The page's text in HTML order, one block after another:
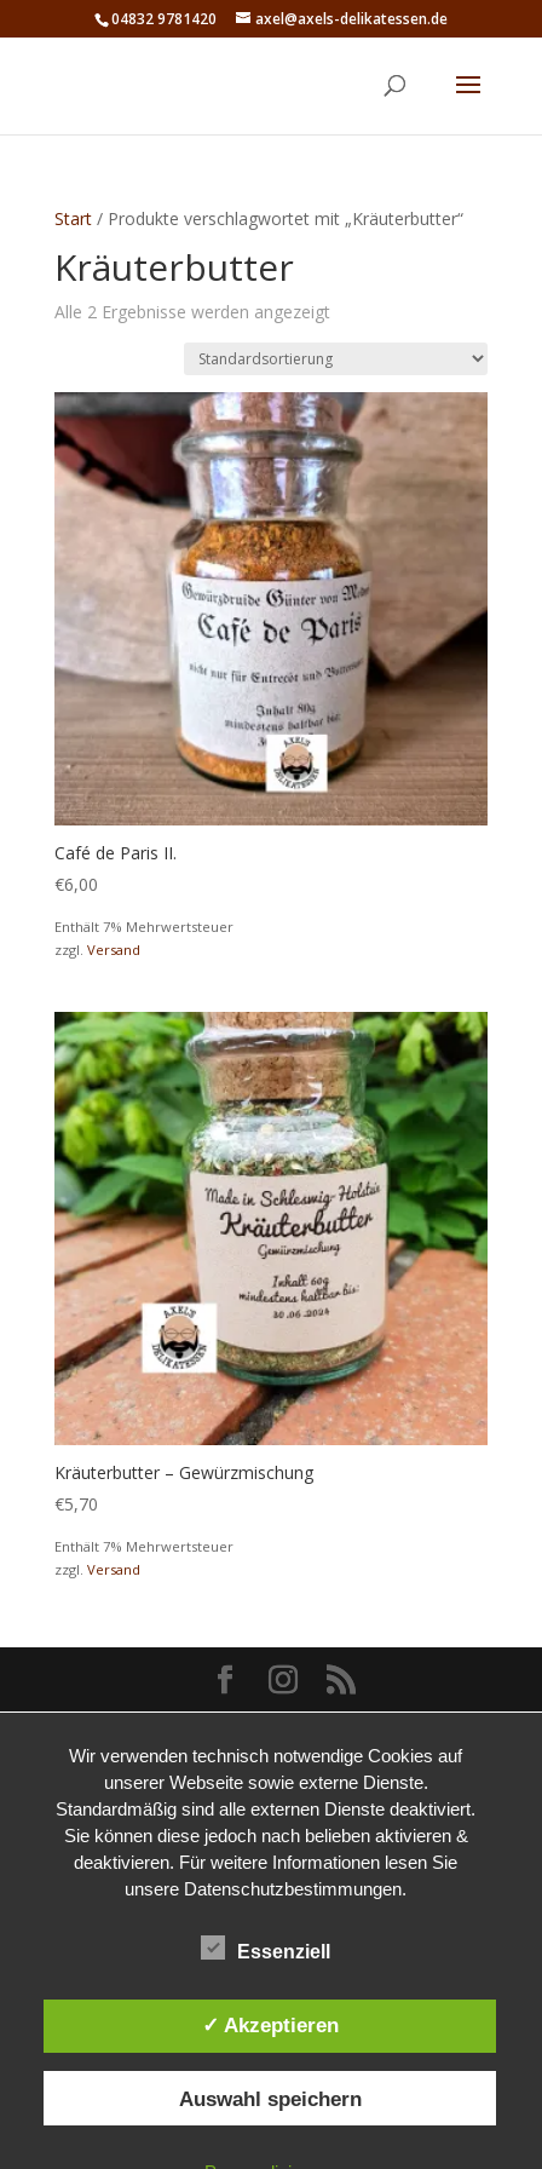
04832 9781420 axel@axels-delikatessen.de
Start/ Produkte verschlagwortet mit „Kräuterbutter“
Kräuterbutter
Alle 2 Ergebnisse werden angezeigt
Café de Paris II.
€6,00
Enthält 7% Mehrwertsteuer
zzgl. Versand
Kräuterbutter – Gewürzmischung
€5,70
Enthält 7% Mehrwertsteuer
zzgl. Versand
Wir verwenden technisch notwendige Cookies auf
unserer Webseite sowie externe Dienste.
Standardmäßig sind alle externen Dienste deaktiviert.
Sie können diese jedoch nach belieben aktivieren &
deaktivieren. Für weitere Informationen lesen Sie
unsere Datenschutzbestimmungen.
Essenziell
✓ Akzeptieren
Auswahl speichern